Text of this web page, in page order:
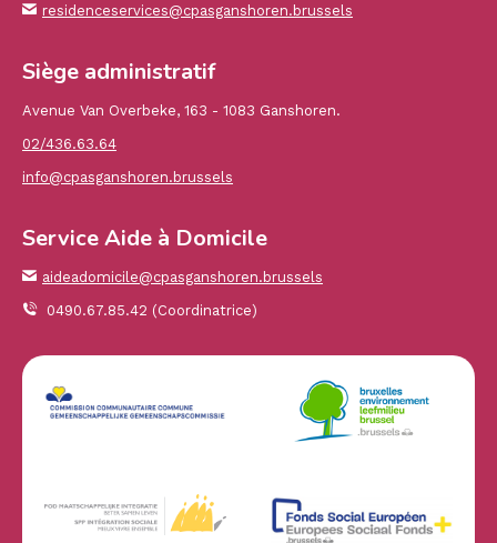
residenceservices@cpasganshoren.brussels
Siège administratif
Avenue Van Overbeke, 163 - 1083 Ganshoren.
02/436.63.64
info@cpasganshoren.brussels
Service Aide à Domicile
aideadomicile@cpasganshoren.brussels
0490.67.85.42 (Coordinatrice)